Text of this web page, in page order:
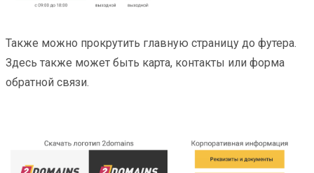
Также можно прокрутить главную страницу до футера.
Здесь также может быть карта, контакты или форма
обратной связи.